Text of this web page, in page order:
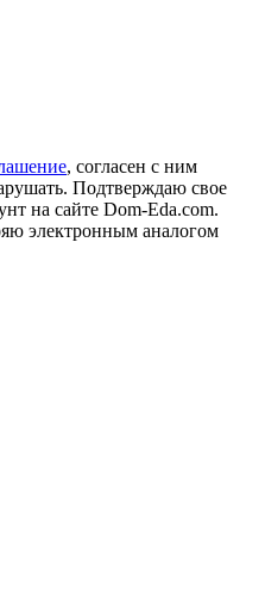
, согласен с ним
Подтверждаю свое
на сайте Dom-Eda.com.
электронным аналогом